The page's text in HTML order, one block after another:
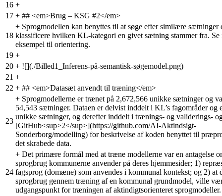
16 +
17 + ## <em>Brug – KSG #2</em>
18
+ Sprogmodellen kan benyttes til at søge efter similære sætninger
klassificere hvilken KL-kategori en givet sætning stammer fra. Se
eksempel til orientering.
19 +
20 + ![](./Billed1_Inferens-på-semantisk-søgemodel.png)
21 +
22 + ## <em>Datasæt anvendt til træning</em>
23
+ Sprogmodellerne er trænet på 2,672,566 unikke sætninger og
54,543 sætninger. Dataen er delvist inddelt i KL’s fagområder og
unikke sætninger, og derefter inddelt i trænings- og validerings-
[GitHub<sup>2</sup>](https://github.com/AI-Aktindsigt-
Sonderborg/modelling) for beskrivelse af koden benyttet til
det skrabede data.
24
+ Det primære formål med at træne modellerne var en antagelse
sprogbrug kommunerne anvender på deres hjemmesider; 1)
fagsprog (domæne) som anvendes i kommunal kontekst; og 2) at
sprogbrug gennem træning af en kommunal grundmodel, ville
udgangspunkt for træningen af aktindigtsorienteret sprogmodeller.